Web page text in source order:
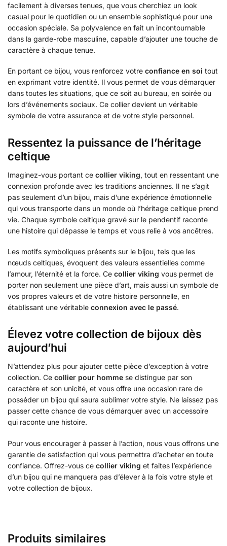
facilement à diverses tenues, que vous cherchiez un look
casual pour le quotidien ou un ensemble sophistiqué pour une
occasion spéciale. Sa polyvalence en fait un incontournable
dans la garde-robe masculine, capable d’ajouter une touche de
caractère à chaque tenue.
En portant ce bijou, vous renforcez votre confiance en soi tout
en exprimant votre identité. Il vous permet de vous démarquer
dans toutes les situations, que ce soit au bureau, en soirée ou
lors d’événements sociaux. Ce collier devient un véritable
symbole de votre assurance et de votre style personnel.
Ressentez la puissance de l’héritage
celtique
Imaginez-vous portant ce collier viking, tout en ressentant une
connexion profonde avec les traditions anciennes. Il ne s’agit
pas seulement d’un bijou, mais d’une expérience émotionnelle
qui vous transporte dans un monde où l’héritage celtique prend
vie. Chaque symbole celtique gravé sur le pendentif raconte
une histoire qui dépasse le temps et vous relie à vos ancêtres.
Les motifs symboliques présents sur le bijou, tels que les
nœuds celtiques, évoquent des valeurs essentielles comme
l’amour, l’éternité et la force. Ce collier viking vous permet de
porter non seulement une pièce d’art, mais aussi un symbole de
vos propres valeurs et de votre histoire personnelle, en
établissant une véritable connexion avec le passé.
Élevez votre collection de bijoux dès
aujourd’hui
N’attendez plus pour ajouter cette pièce d’exception à votre
collection. Ce collier pour homme se distingue par son
caractère et son unicité, et vous offre une occasion rare de
posséder un bijou qui saura sublimer votre style. Ne laissez pas
passer cette chance de vous démarquer avec un accessoire
qui raconte une histoire.
Pour vous encourager à passer à l’action, nous vous offrons une
garantie de satisfaction qui vous permettra d’acheter en toute
confiance. Offrez-vous ce collier viking et faites l’expérience
d’un bijou qui ne manquera pas d’élever à la fois votre style et
votre collection de bijoux.
Produits similaires